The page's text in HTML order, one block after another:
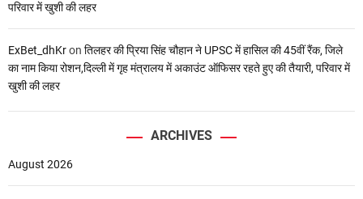
परिवार में खुशी की लहर
ExBet_dhKron तिलहर की प्रिया सिंह चौहान ने UPSC में हासिल की 45वीं रैंक, जिले
का नाम किया रोशन,दिल्ली में गृह मंत्रालय में अकाउंट ऑफिसर रहते हुए की तैयारी, परिवार में
खुशी की लहर
ARCHIVES
August 2026